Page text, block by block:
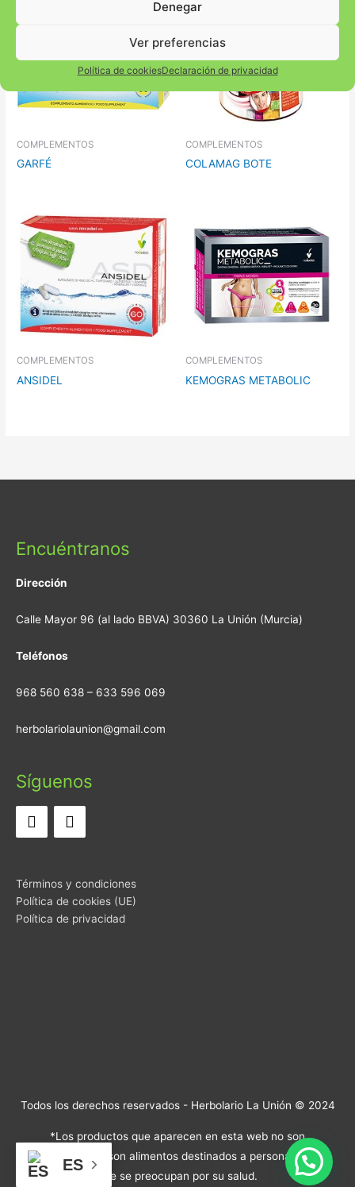
Denegar
Ver preferencias
Política de cookiesDeclaración de privacidad
COMPLEMENTOS
GARFÉ
COMPLEMENTOS
COLAMAG BOTE
COMPLEMENTOS
ANSIDEL
COMPLEMENTOS
KEMOGRAS METABOLIC
Encuéntranos
Dirección
Calle Mayor 96 (al lado BBVA) 30360 La Unión (Murcia)
Teléfonos
968 560 638 – 633 596 069
herbolariolaunion@gmail.com
Síguenos
Términos y condiciones
Política de cookies (UE)
Política de privacidad
Todos los derechos reservados - Herbolario La Unión © 2024
*Los productos que aparecen en esta web no son
medicamentos, son alimentos destinados a personas sanas
que se preocupan por su salud.
ES